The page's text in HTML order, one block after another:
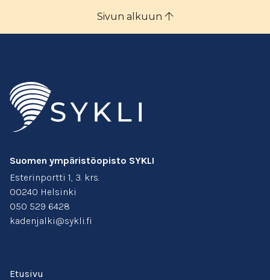
Sivun alkuun
Suomen ympäristöopisto SYKLI
Esterinportti 1, 3. krs.
00240 Helsinki
050 529 6428
kadenjalki@sykli.fi
Etusivu